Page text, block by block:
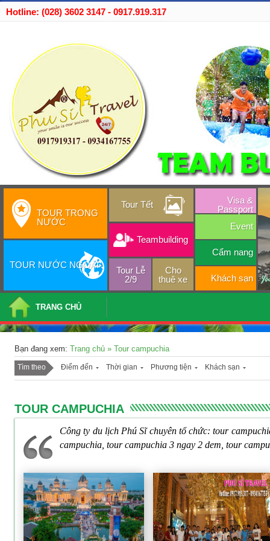
Hotline: (028) 3602 3147 - 0917.919.317
TOUR TRONG
NƯỚC
TOUR NƯỚC NGOÀI
Tour Tết
Teambuilding
Tour Lễ
2/9
Cho
thuê xe
Visa &
Passport
Event
Cẩm nang
Khách sạn
TRANG CHỦ
Bạn đang xem: Trang chủ » Tour campuchia
Tìm theo Điểm đến Thời gian Phương tiện Khách sạn
TOUR CAMPUCHIA
Công ty du lịch Phú Sĩ chuyên tổ chức: tour
campuchia, tour campuchia 3 ngay 2 dem, tour